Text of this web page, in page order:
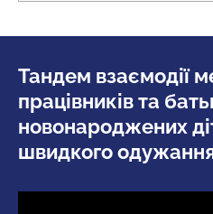
Тандем взаємодії
працівників та
новонароджених
швидкого